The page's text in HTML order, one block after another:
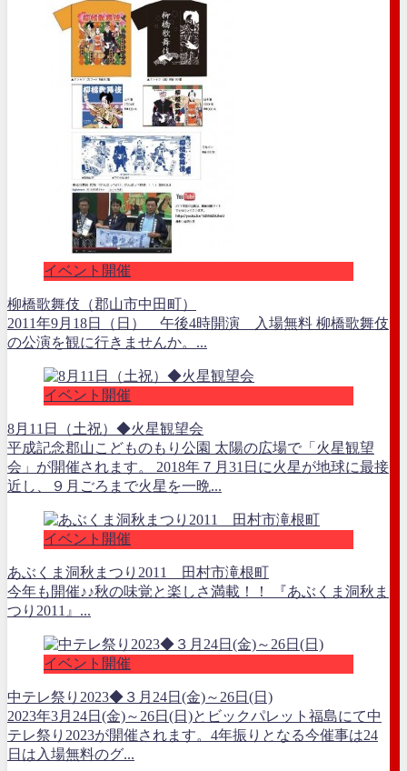
イベント開催
柳橋歌舞伎（郡山市中田町）
2011年9月18日（日） 午後4時開演 入場無料 柳橋歌舞伎
の公演を観に行きませんか。...
イベント開催
8月11日（土祝）◆火星観望会
平成記念郡山こどものもり公園 太陽の広場で「火星観望
会」が開催されます。 2018年７月31日に火星が地球に最接
近し、９月ごろまで火星を一晩...
イベント開催
あぶくま洞秋まつり2011 田村市滝根町
今年も開催♪♪秋の味覚と楽しさ満載！！ 『あぶくま洞秋ま
つり2011』...
イベント開催
中テレ祭り2023◆３月24日(金)～26日(日)
2023年3月24日(金)～26日(日)とビックパレット福島にて中
テレ祭り2023が開催されます。4年振りとなる今催事は24
日は入場無料のグ...